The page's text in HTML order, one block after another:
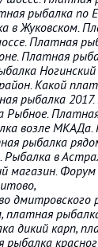
рыбалка по
в Жуковском.
Платная
Платная
Какой
рыбалка 2017.
Рыбное.
возле
рыбалка
Рыбалка в
магазин. Форум
дмитровского
платная
дикий карп,
рыбалка